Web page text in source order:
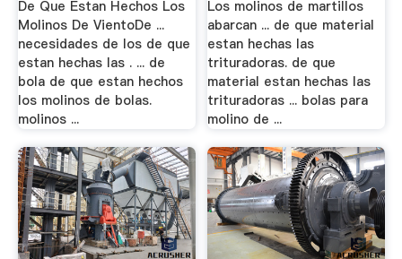
De Que Estan Hechos Los
Molinos De VientoDe ...
necesidades de los de que
estan hechas las . ... de
bola de que estan hechos
los molinos de bolas.
molinos ...
Los molinos de martillos
abarcan ... de que material
estan hechas las
trituradoras. de que
material estan hechas las
trituradoras ... bolas para
molino de ...